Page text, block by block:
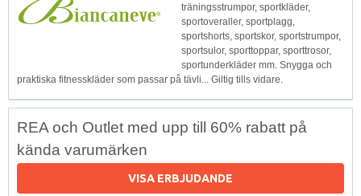
träningsstrumpor, sportkläder,
sportoveraller, sportplagg,
sportshorts, sportskor, sportstrumpor,
sportsulor, sporttoppar, sporttrosor,
sportunderkläder mm. Snygga och
praktiska fitnesskläder som passar på tävli... Giltig tills vidare.
REA och Outlet med upp till 60% rabatt på
kända varumärken
VISA ERBJUDANDE